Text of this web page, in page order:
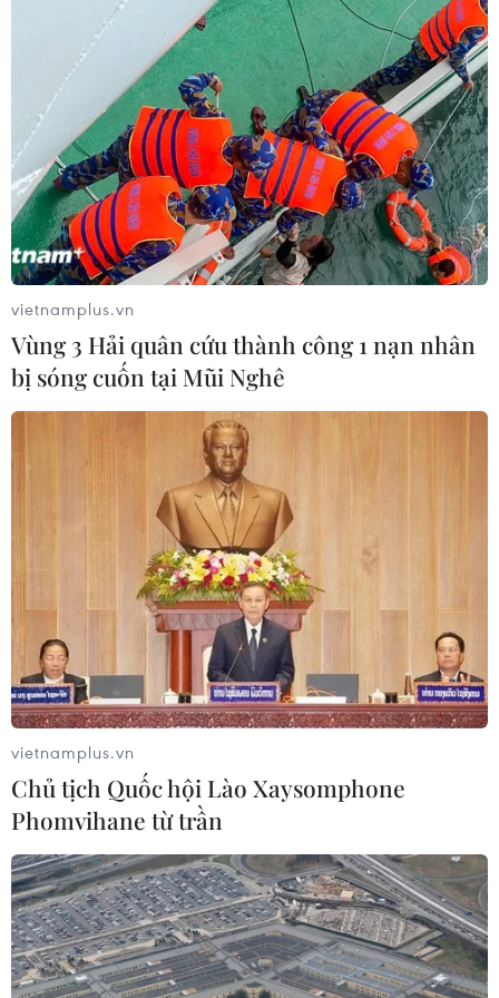
Cựu Đại sứ Australia: Tầm nhìn hợp
tác mới cho quan hệ Việt Nam-
Australia
07/08/2026 05:00
Hãng hàng không Air Premia của
Hàn Quốc nối lại đường bay
Incheon-TP Hồ Chí Minh
07/08/2026 04:28
Mở ra giai đoạn triển khai thực chất
quan hệ giữa Việt Nam và Australia
Ấn Độ thử thành công tên lửa đạn
đạo Agni-4, tầm bắn 4.000 km
06/08/2026 23:17
Hàn Quốc tái khẳng định mục tiêu
chung sống hòa bình với Triều Tiên
06/08/2026 15:33
Lở đất tại Philippines khiến ít nhất 4
người thiệt mạng
06/08/2026 15:06
vietnamplus.vn
Vùng 3 Hải quân cứu thành công 1 nạn nhân
bị sóng cuốn tại Mũi Nghê
vietnamplus.vn
Chủ tịch Quốc hội Lào Xaysomphone
Phomvihane từ trần